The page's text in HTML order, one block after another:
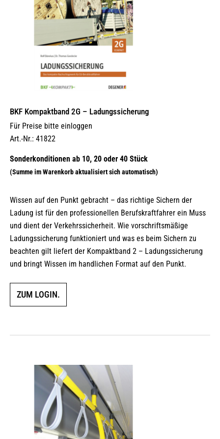
BKF Kompaktband 2G – Ladungs­sicherung
Für Preise bitte einloggen
Art.-Nr.: 41822
Wissen auf den Punkt gebracht – das richtige Sichern der
Ladung ist für den professionellen Berufskraftfahrer ein Muss
und dient der Verkehrssicherheit. Wie vorschriftsmäßige
Ladungssicherung funktioniert und was es beim Sichern zu
beachten gilt liefert der Kompaktband 2 – Ladungssicherung
und bringt Wissen im handlichen Format auf den Punkt.
ZUM LOGIN.